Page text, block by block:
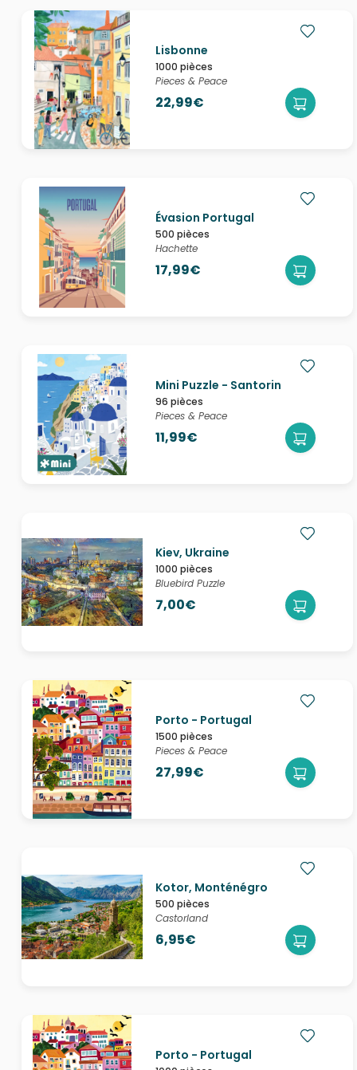
Lisbonne
1000 pièces
Pieces & Peace
22,99€
Évasion Portugal
500 pièces
Hachette
17,99€
Mini Puzzle - Santorin
96 pièces
Pieces & Peace
11,99€
Kiev, Ukraine
1000 pièces
Bluebird Puzzle
7,00€
Porto - Portugal
1500 pièces
Pieces & Peace
27,99€
Kotor, Monténégro
500 pièces
Castorland
6,95€
Porto - Portugal